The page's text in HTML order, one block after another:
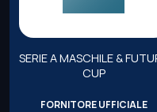
SERIE A MASCHILE &
CUP
FORNITORE UFFICIALE